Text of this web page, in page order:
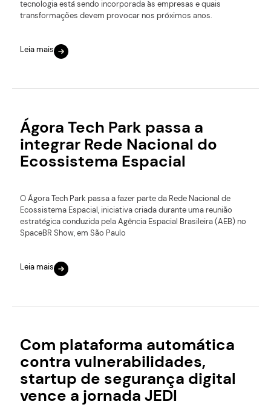
tecnologia está sendo incorporada às empresas e quais
transformações devem provocar nos próximos anos.
Leia mais
Ágora Tech Park passa a
integrar Rede Nacional do
Ecossistema Espacial
O Ágora Tech Park passa a fazer parte da Rede Nacional de
Ecossistema Espacial, iniciativa criada durante uma reunião
estratégica conduzida pela Agência Espacial Brasileira (AEB) no
SpaceBR Show, em São Paulo
Leia mais
Com plataforma automática
contra vulnerabilidades,
startup de segurança digital
vence a jornada JEDI